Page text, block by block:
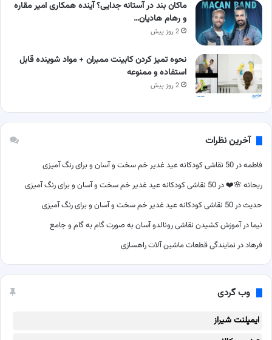
ماکان بند در آستانه جدایی؟ آینده همکاری امیر مقاره
و رهام هادیان…
2 روز پیش
نحوه تمیز کردن کابینت ممبران + مواد شوینده قابل
استفاده و ممنوعه
2 روز پیش
آخرین نظرات
فاطمهدر 50 نقاشی کودکانه عید غدیر خم سخت و آسان و برای رنگ آمیزی
ریحانه 🌸❤️در 50 نقاشی کودکانه عید غدیر خم سخت و آسان و برای رنگ آمیزی
حدیثدر 50 نقاشی کودکانه عید غدیر خم سخت و آسان و برای رنگ آمیزی
نیما درآموزش کشیدن نقاشی رونالدو آسان به صورت گام به گام و جامع
فرهاددر نمایندگی قطعات ماشین آلات راهسازی
وب گردی
ایمپلنت شیراز